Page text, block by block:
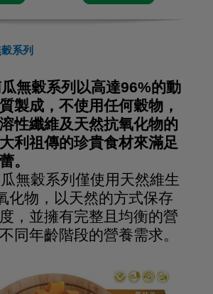
系列
無穀系列以高達96%的動
製成，不使用任何穀物，
性纖維及天然抗氧化物的
利祖傳的珍貴食材來滿足
。
無穀系列僅使用天然維生
化物，以天然的方式保存
，並擁有完整且均衡的營
同年齡階段的營養需求。